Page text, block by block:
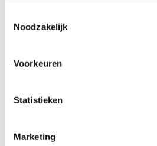
Noodzakelijk
Voorkeuren
Statistieken
Marketing
Richmond Interiors deco object
Ontvang €20,- shoptegoed
voor uw volgende bestelling van
afgeprijsde items).